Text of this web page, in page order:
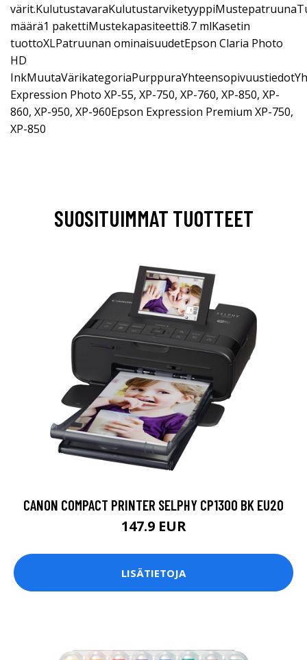
määrä1 pakettiMustekapasiteetti8.7 mlKasetin
tuottoXLPatruunan ominaisuudetEpson Claria Photo
HD
Expression Photo XP-55, XP-750, XP-760, XP-850, XP-
860, XP-950, XP-960Epson Expression Premium XP-750,
XP-850
SUOSITUIMMAT TUOTTEET
CANON COMPACT PRINTER SELPHY CP1300 BK EU20
147.9 EUR
LISÄTIETOJA